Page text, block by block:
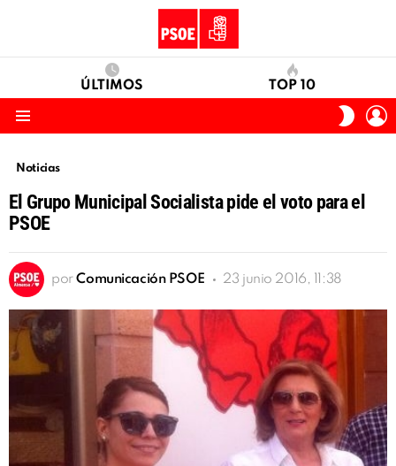
ÚLTIMOS TOP 10
SKIN
Noticias
El Grupo Municipal Socialista pide el voto para el
PSOE
por Comunicación PSOE 23 junio 2016, 11:38